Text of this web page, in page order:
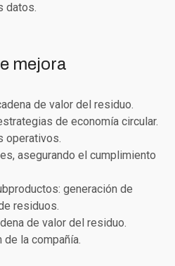
datos.
mejora
de valor del residuo.
de economía circular.
operativos.
asegurando el cumplimiento
generación de
residuos.
de valor del residuo.
de la compañía.